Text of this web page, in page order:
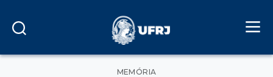
Categorias
MEMÓRIA